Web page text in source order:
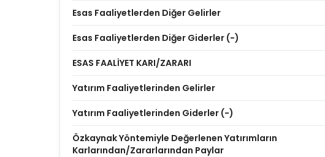
Esas Faaliyetlerden Diğer Gelirler
Esas Faaliyetlerden Diğer Giderler (-)
ESAS FAALİYET KARI/ZARARI
Yatırım Faaliyetlerinden Gelirler
Yatırım Faaliyetlerinden Giderler (-)
Özkaynak Yöntemiyle Değerlenen Yatırımların
Karlarından/Zararlarından Paylar